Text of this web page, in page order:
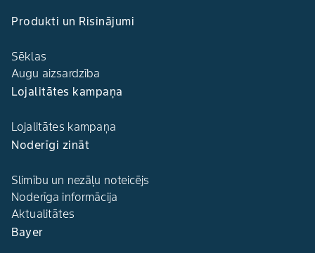
Produkti un Risinājumi
Sēklas
Augu aizsardzība
Lojalitātes kampaņa
Lojalitātes kampaņa
Noderīgi zināt
Slimību un nezāļu noteicējs
Noderīga informācija
Aktualitātes
Bayer